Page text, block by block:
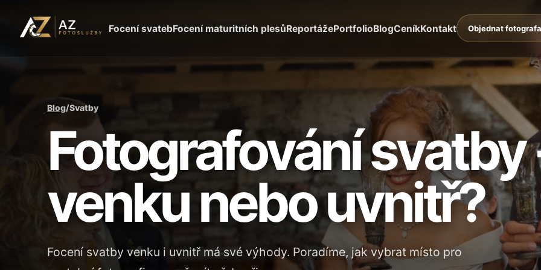
Focení svatebFocení maturitních plesůReportážePortfolioBlogCeníkKontakt Objednat fotografa
Blog/Svatby
Fotografování svatby
venku nebo uvnitř?
Focení svatby venku i uvnitř má své výhody. Poradíme, jak vybrat místo pro